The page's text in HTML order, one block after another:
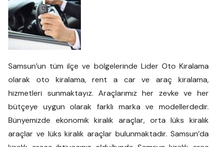
Samsun’un tüm ilçe ve bölgelerinde Lider Oto Kiralama
olarak oto kiralama, rent a car ve araç kiralama,
hizmetleri sunmaktayız. Araçlarımız her zevke ve her
bütçeye uygun olarak farklı marka ve modellerdedir.
Bünyemizde ekonomik kiralık araçlar, orta lüks kiralık
araçlar ve lüks kiralık araçlar bulunmaktadır. Samsun’da